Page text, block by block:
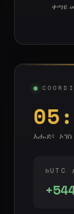
ቀጣዩ
እሑድ፣
ከUTC